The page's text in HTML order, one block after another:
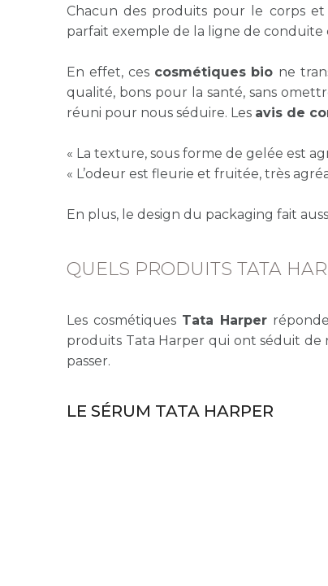
Chacun des produits pour le corps
parfait exemple de la ligne de conduite
En effet, ces cosmétiques bio ne
qualité, bons pour la santé, sans
réuni pour nous séduire. Les avis de
« La texture, sous forme de gelée est
« L’odeur est fleurie et fruitée, très
En plus, le design du packaging fait
QUELS PRODUITS TATA
Les cosmétiques Tata Harper
produits Tata Harper qui ont séduit de
passer.
LE SÉRUM TATA HARPER